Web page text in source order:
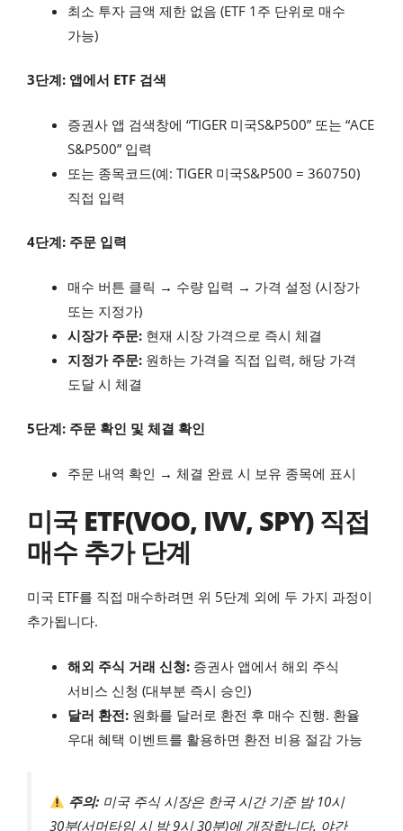
최소 투자 금액 제한 없음 (ETF 1주 단위로 매수
가능)
3단계: 앱에서 ETF 검색
증권사 앱 검색창에 “TIGER 미국S&P500” 또는 “ACE
S&P500” 입력
또는 종목코드(예: TIGER 미국S&P500 = 360750)
직접 입력
4단계: 주문 입력
매수 버튼 클릭 → 수량 입력 → 가격 설정 (시장가
또는 지정가)
시장가 주문: 현재 시장 가격으로 즉시 체결
지정가 주문: 원하는 가격을 직접 입력, 해당 가격
도달 시 체결
5단계: 주문 확인 및 체결 확인
주문 내역 확인 → 체결 완료 시 보유 종목에 표시
미국 ETF(VOO, IVV, SPY) 직접
매수 추가 단계
미국 ETF를 직접 매수하려면 위 5단계 외에 두 가지 과정이
추가됩니다.
해외 주식 거래 신청: 증권사 앱에서 해외 주식
서비스 신청 (대부분 즉시 승인)
달러 환전: 원화를 달러로 환전 후 매수 진행. 환율
우대 혜택 이벤트를 활용하면 환전 비용 절감 가능
주의: 미국 주식 시장은 한국 시간 기준 밤 10시
30분(서머타임 시 밤 9시 30분)에 개장합니다. 야간